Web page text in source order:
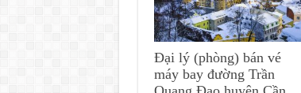
Đại lý (phòng) bán vé
máy bay đường Trần